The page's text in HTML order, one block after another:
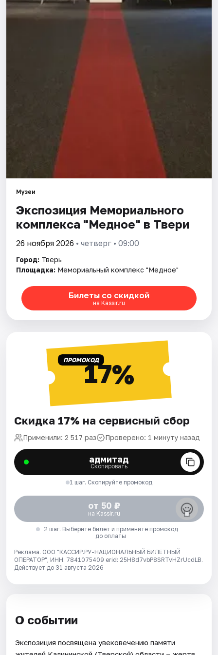
Музеи
Экспозиция Мемориального
комплекса "Медное" в Твери
26 ноября 2026 • четверг • 09:00
Город: Тверь
Площадка: Мемориальный комплекс "Медное"
Билеты со скидкой
на Kassir.ru
ПРОМОКОД17%
Скидка 17% на сервисный сбор
Применили: 2 517 раз Проверено: 1 минуту назад
адмитад
Скопировать
1 шаг. Скопируйте промокод
от 50 ₽
на Kassir.ru
2 шаг. Выберите билет и примените промокод
до оплаты
Реклама. ООО "КАССИР.РУ-НАЦИОНАЛЬНЫЙ БИЛЕТНЫЙ
ОПЕРАТОР", ИНН: 7841075409 erid: 25H8d7vbP8SRTvHZrUcdLB.
Действует до 31 августа 2026
О событии
Экспозиция посвящена увековечению памяти